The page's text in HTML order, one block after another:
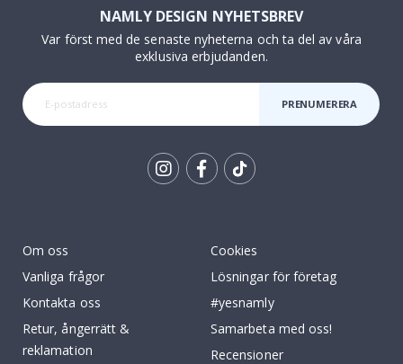
NAMLY DESIGN NYHETSBREV
Var först med de senaste nyheterna och ta del av våra
exklusiva erbjudanden.
PRENUMERERA
Om oss
Vanliga frågor
Kontakta oss
Retur, ångerrätt &
reklamation
Cookies
Lösningar för företag
#yesnamly
Samarbeta med oss!
Recensioner